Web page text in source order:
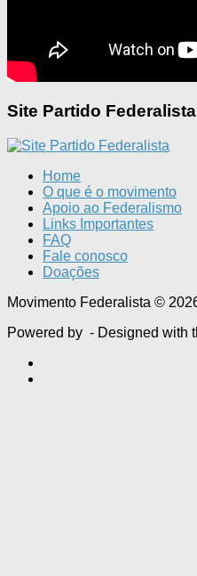
Site Partido Federalista
Home
O que é o movimento
Apoio ao Federalismo
Links Importantes
FAQ
Fale conosco
Doações
Movimento Federalista ©
Powered by - Designed with